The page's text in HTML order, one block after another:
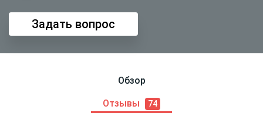
Задать вопрос
Обзор
Отзывы 74